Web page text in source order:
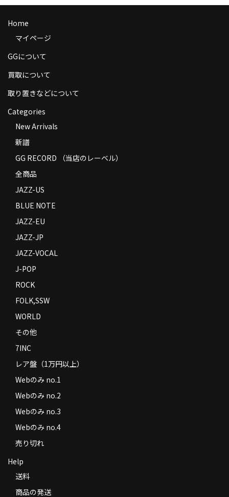
Help
送料
お支払い方法
返品
コンディション
特定商取引法に基づく表示
Contact
Home
マイページ
GGについて
買取について
取り置きなどについて
Categories
New Arrivals
新譜
GG RECORD （当店のレーベル）
全商品
JAZZ-US
BLUE NOTE
JAZZ-EU
JAZZ-JP
JAZZ-VOCAL
J-POP
ROCK
FOLK,SSW
WORLD
その他
7INC
レア盤（1万円以上）
Webのみ no.1
Webのみ no.2
Webのみ no.3
Webのみ no.4
売り切れ
Help
送料
商品の発送